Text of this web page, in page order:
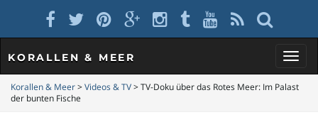
KORALLEN & MEER
Korallen & Meer>Videos & TV>TV-Doku über das Rotes Meer: Im Palast
der bunten Fische